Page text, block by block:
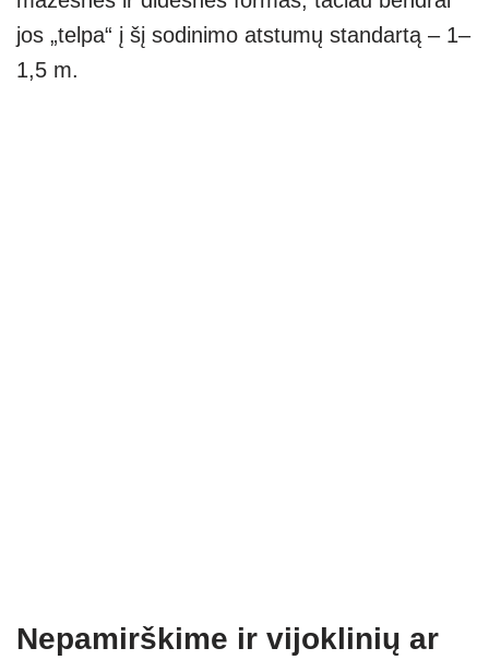
jos „telpa“ į šį sodinimo atstumų standartą – 1–
1,5 m.
Nepamirškime ir vijoklinių ar